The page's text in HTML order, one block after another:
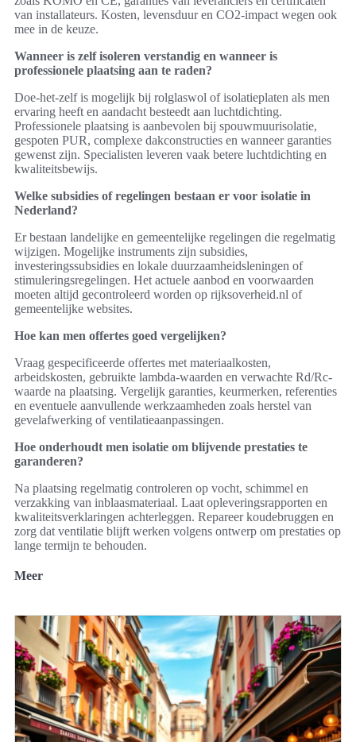
van installateurs. Kosten, levensduur en CO2-impact wegen ook
mee in de keuze.
Wanneer is zelf isoleren verstandig en wanneer is
professionele plaatsing aan te raden?
Doe-het-zelf is mogelijk bij rolglaswol of isolatieplaten als men
ervaring heeft en aandacht besteedt aan luchtdichting.
Professionele plaatsing is aanbevolen bij spouwmuurisolatie,
gespoten PUR, complexe dakconstructies en wanneer garanties
gewenst zijn. Specialisten leveren vaak betere luchtdichting en
kwaliteitsbewijs.
Welke subsidies of regelingen bestaan er voor isolatie in
Nederland?
Er bestaan landelijke en gemeentelijke regelingen die regelmatig
wijzigen. Mogelijke instruments zijn subsidies,
investeringssubsidies en lokale duurzaamheidsleningen of
stimuleringsregelingen. Het actuele aanbod en voorwaarden
moeten altijd gecontroleerd worden op rijksoverheid.nl of
gemeentelijke websites.
Hoe kan men offertes goed vergelijken?
Vraag gespecificeerde offertes met materiaalkosten,
arbeidskosten, gebruikte lambda-waarden en verwachte Rd/Rc-
waarde na plaatsing. Vergelijk garanties, keurmerken, referenties
en eventuele aanvullende werkzaamheden zoals herstel van
gevelafwerking of ventilatieaanpassingen.
Hoe onderhoudt men isolatie om blijvende prestaties te
garanderen?
Na plaatsing regelmatig controleren op vocht, schimmel en
verzakking van inblaasmateriaal. Laat opleveringsrapporten en
kwaliteitsverklaringen achterleggen. Repareer koudebruggen en
zorg dat ventilatie blijft werken volgens ontwerp om prestaties op
lange termijn te behouden.
Meer